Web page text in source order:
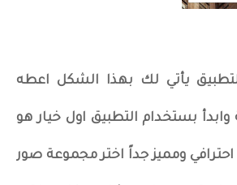
يأتي لك بهذا الشكل اعطه
وابدأ بستخدام التطبيق اول خيار هو
ومميز جداً اختر مجموعة صور